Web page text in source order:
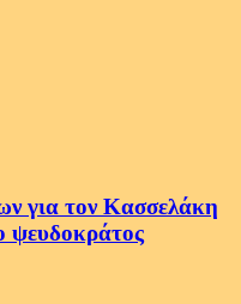
για τον Κασσελάκη
ψευδοκράτος